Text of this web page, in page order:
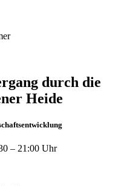
durch die
Heide
– 21:00 Uhr